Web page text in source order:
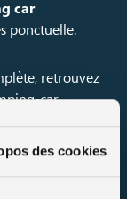
des cookies
car
ponctuelle.
retrouvez
car